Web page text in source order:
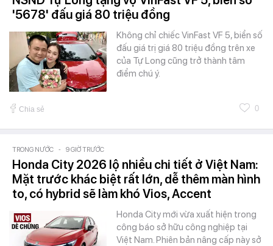
'5678' đấu giá 80 triệu đồng
Không chỉ chiếc VinFast VF 5, biển số
đấu giá trị giá 80 triệu đồng trên xe
của Tự Long cũng trở thành tâm
điểm chú ý.
Chia sẻ 0
TRONG NƯỚC - 9 GIỜ TRƯỚC
Honda City 2026 lộ nhiều chi tiết ở Việt Nam:
Mặt trước khác biệt rất lớn, dễ thêm màn hình
to, có hybrid sẽ làm khó Vios, Accent
Honda City mới vừa xuất hiện trong
công báo sở hữu công nghiệp tại
Việt Nam. Phiên bản nâng cấp này sở